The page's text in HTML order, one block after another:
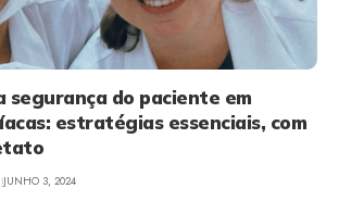
segurança do paciente em
estratégias essenciais, com
JUNHO 3, 2024